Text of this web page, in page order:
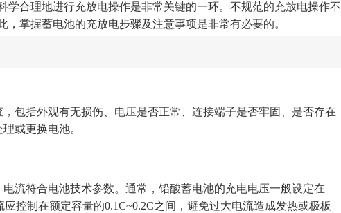
学合理地进行充放电操作是非常关键的一环。不规范的充放电操作不
掌握蓄电池的充放电步骤及注意事项是非常有必要的。
括外观有无损伤、电压是否正常、连接端子是否牢固、是否存在
或更换电池。
符合电池技术参数。通常，铅酸蓄电池的充电电压一般设定在
控制在额定容量的0.1C~0.2C之间，避免过大电流造成发热或极板